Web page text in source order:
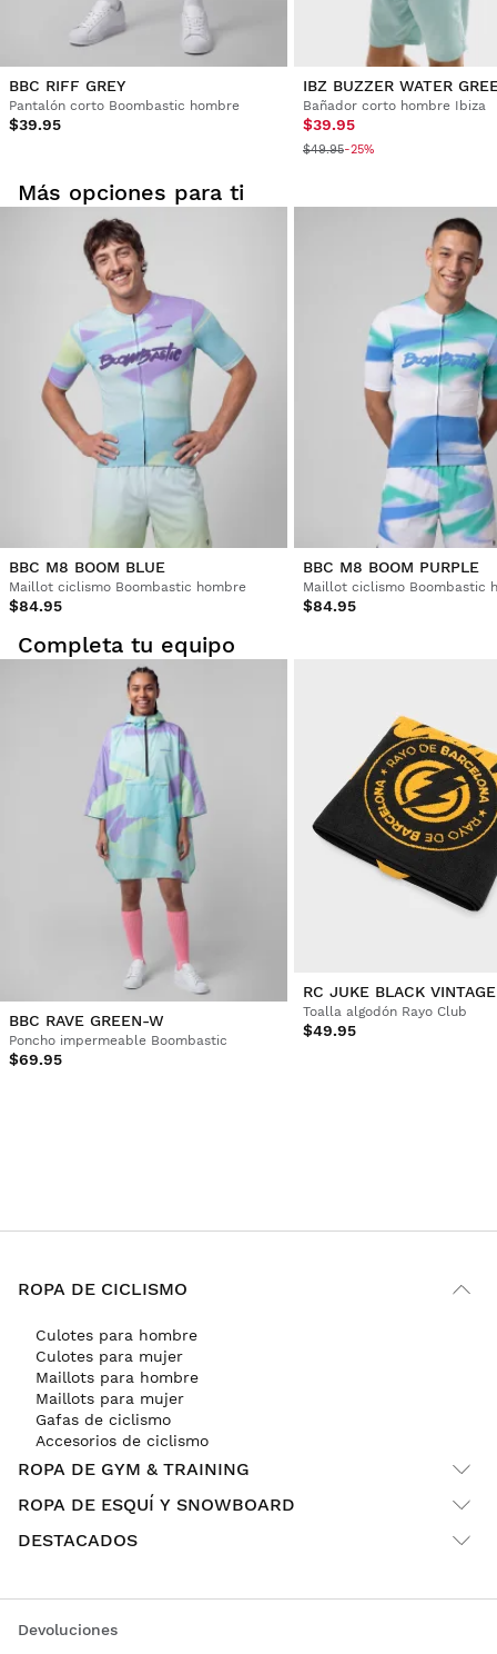
BBC RIFF GREY
Pantalón corto Boombastic hombre
$39.95
IBZ BUZZER WATER
Bañador corto hombre Ibiza
$39.95
$49.95-25%
Más opciones para ti
BBC M8 BOOM BLUE
Maillot ciclismo Boombastic hombre
$84.95
BBC M8 BOOM PURPLE
Maillot ciclismo Boombastic
$84.95
Completa tu equipo
BBC RAVE GREEN-W
Poncho impermeable Boombastic
$69.95
RC JUKE BLACK VINTAGE
Toalla algodón Rayo Club
$49.95
ROPA DE CICLISMO
Culotes para hombre
Culotes para mujer
Maillots para hombre
Maillots para mujer
Gafas de ciclismo
Accesorios de ciclismo
ROPA DE GYM & TRAINING
ROPA DE ESQUÍ Y SNOWBOARD
DESTACADOS
Devoluciones